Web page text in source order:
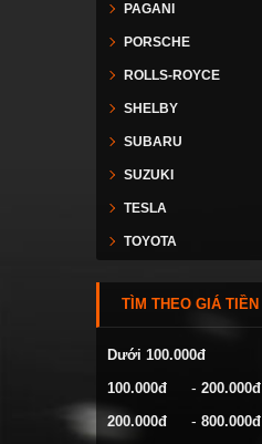
PAGANI
PORSCHE
ROLLS-ROYCE
SHELBY
SUBARU
SUZUKI
TESLA
TOYOTA
VOLKSWAGEN
TÌM THEO GIÁ TIỀN
Dưới 100.000đ
100.000đ
- 200.000đ
200.000đ
- 800.000đ